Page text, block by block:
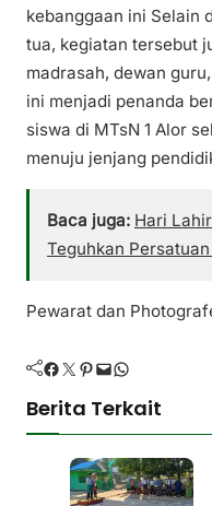
kebanggaan ini Selain
tua, kegiatan tersebut
madrasah, dewan
ini menjadi penanda
siswa di MTsN 1 Alor
menuju jenjang
Baca juga: Hari
Teguhkan
Pewarat dan
Facebook Twitter Pinterest Mail WhatsApp
Berita Terkait